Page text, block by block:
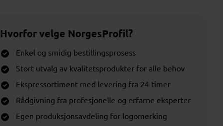
Hvorfor velge NorgesProfil?
Enkel og smidig bestillingsprosess
Stort utvalg av kvalitetsprodukter for alle behov
Ekspressortiment med levering fra 24 timer
Rådgivning fra profesjonelle og erfarne eksperter
Egen produksjonsavdeling for logomerking